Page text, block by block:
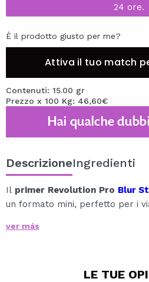
24 ore.
È il prodotto giusto per me?
Attiva il tuo match
Contenuti: 15.00 gr
Prezzo x 100 Kg: 46,60€
Hai qualche
DescrizioneIngredienti
Il primer Revolution Pro Blur
un formato mini, perfetto per i
Questo primer ha una formula
l'applicazione durante la
ver más
LE TUE